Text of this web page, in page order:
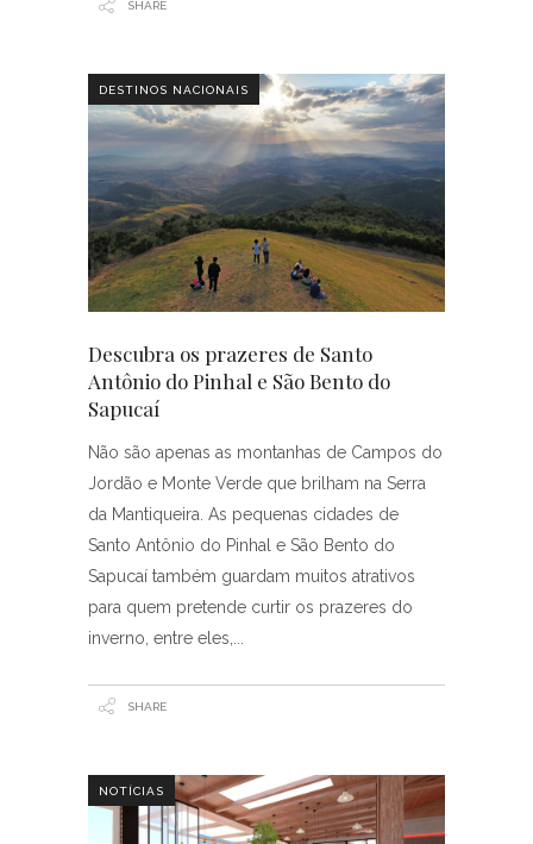
SHARE
DESTINOS NACIONAIS
Descubra os prazeres de Santo
Antônio do Pinhal e São Bento do
Sapucaí
Não são apenas as montanhas de Campos do
Jordão e Monte Verde que brilham na Serra
da Mantiqueira. As pequenas cidades de
Santo Antônio do Pinhal e São Bento do
Sapucaí também guardam muitos atrativos
para quem pretende curtir os prazeres do
inverno, entre eles,
SHARE
NOTÍCIAS